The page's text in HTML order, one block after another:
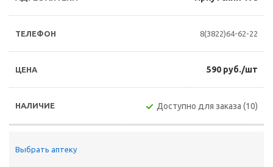
8(3822)64-62-22
590 руб./шт
Доступно для заказа (10)
Выбрать аптеку